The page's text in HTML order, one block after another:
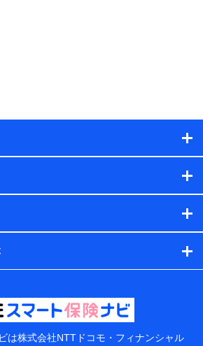
日、性別、保険契約者と被保険者の関
的、保険商品の内容、保険料、保険料
のメーカーや走行距離などの情報、建
の情報及び保険の更改案内等を提供し
社NTTドコモ・フィナンシャルグルー
保有する保険契約に関する情報。例と
及び被保険者の氏名、住所、生年月
約者と被保険者の関係、保険加入の目
容、保険料、保険料のお支払方法、車
距離などの情報、建物の構造や築年数
トの種類や年齢などの情報などが含ま
領当事者が個人データを取得する方法
法等
の範囲】
は株式会社NTTドコモ・フィナンシャル